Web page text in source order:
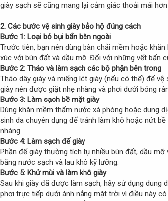
giày sạch sẽ cũng mang lại cảm giác thoải mái
2. Các bước vệ sinh giày bảo hộ đúng cách
Bước 1: Loại bỏ bụi bẩn bên ngoài
Trước tiên, bạn nên dùng bàn chải mềm hoặc
xúc với bùn đất và dầu mỡ. Đối với những vết bẩn
Bước 2: Tháo và làm sạch các bộ phận bên trong
Tháo dây giày và miếng lót giày (nếu có thể) để
giày nên được giặt nhẹ nhàng và phơi dưới bóng
Bước 3: Làm sạch bề mặt giày
Dùng khăn mềm thấm nước xà phòng hoặc dung
sinh da chuyên dụng để tránh làm khô hoặc nứt
nhàng.
Bước 4: Làm sạch đế giày
Phần đế giày thường tích tụ nhiều bùn đất, dầu
bằng nước sạch và lau khô kỹ lưỡng.
Bước 5: Khử mùi và làm khô giày
Sau khi giày đã được làm sạch, hãy sử dụng dung
phơi trực tiếp dưới ánh nắng mặt trời vì điều này